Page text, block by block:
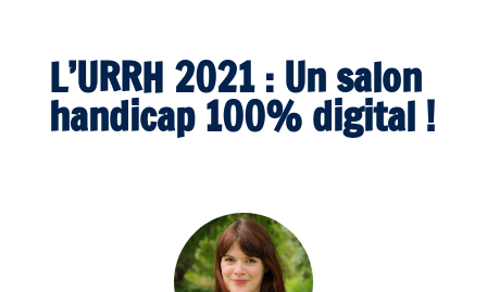
L’URRH 2021 : Un salon
handicap 100% digital !